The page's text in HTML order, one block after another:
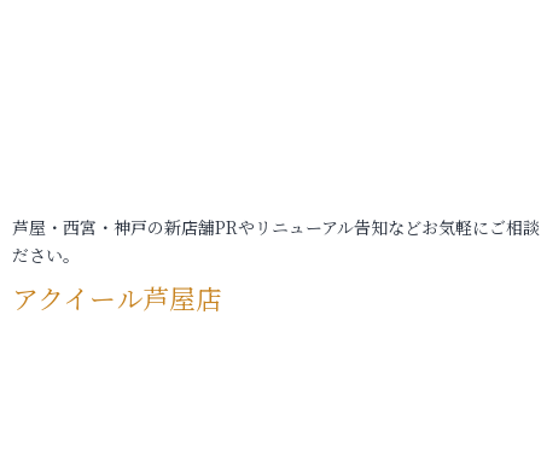
芦屋・西宮・神戸の新店舗PRやリニューアル告知などお気軽にご相
ださい。
アクイール芦屋店